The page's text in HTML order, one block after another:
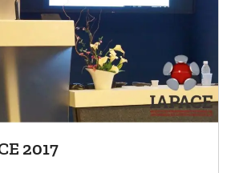
2017